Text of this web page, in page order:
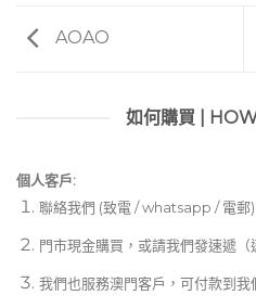
AOAO
如何購買 |
個人客戶:
聯絡我們 (致電 / whatsapp / 電郵
門市現金購買，或請我們發速遞（
我們也服務澳門客戶，可付款到